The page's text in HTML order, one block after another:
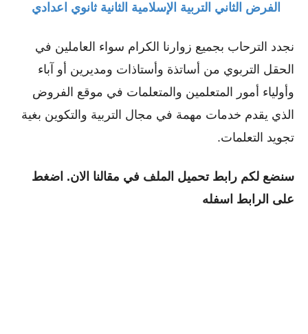
الفرض الثاني التربية الإسلامية الثانية ثانوي اعدادي
نجدد الترحاب بجميع زوارنا الكرام سواء العاملين في
الحقل التربوي من أساتذة وأستاذات ومديرين أو ﺁباء
وأولياء أمور المتعلمين والمتعلمات في موقع الفروض
الذي يقدم خدمات مهمة في مجال التربية والتكوين بغية
تجويد التعلمات.
سنضع لكم رابط تحميل الملف في مقالنا الان. اضغط
على الرابط اسفله